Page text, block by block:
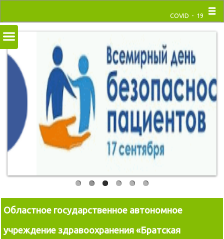
COVID - 19
Областное государственное автономное
учреждение здравоохранения «Братская